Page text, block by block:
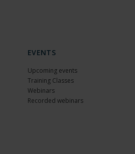
EVENTS
Upcoming events
Training Classes
Webinars
Recorded webinars